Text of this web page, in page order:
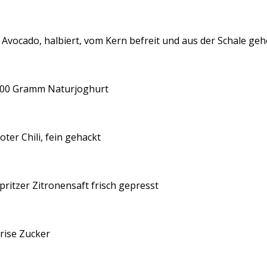
halbiert, vom Kern befreit und aus der Schale
Gramm Naturjoghurt
Chili, fein gehackt
Zitronensaft frisch gepresst
Zucker